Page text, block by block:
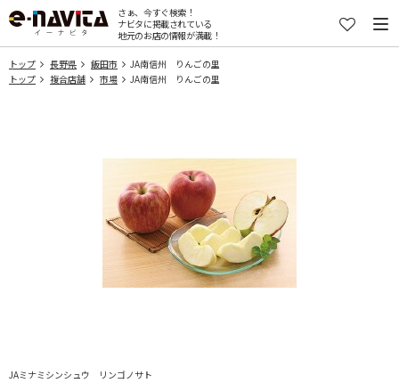
さぁ、今すぐ検索！
ナビタに掲載されている
地元のお店の情報が満載！
トップ 長野県 飯田市
JA南信州 りんごの里
トップ
複合店舗 市場 JA南信州 りんごの里
JAミナミシンシュウ リンゴノサト